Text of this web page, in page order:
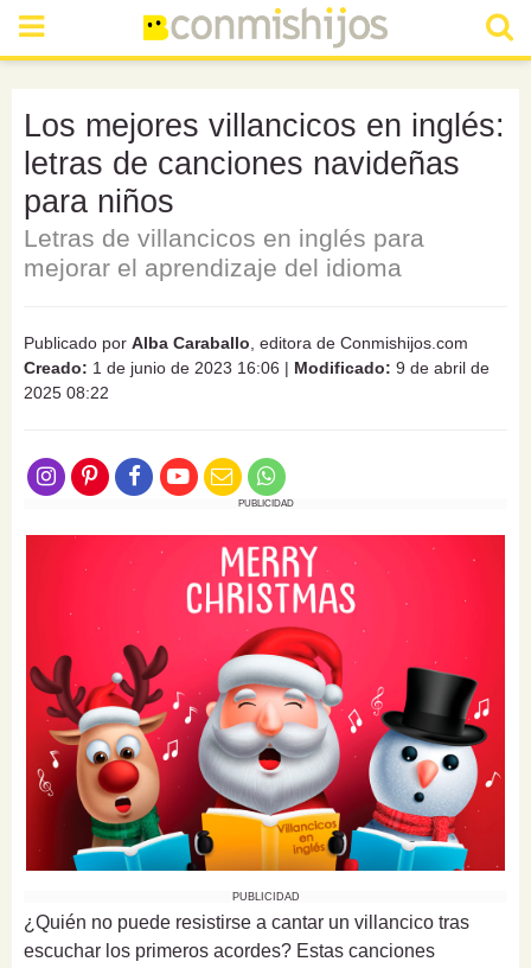
Los mejores villancicos en inglés:
letras de canciones navideñas
para niños
Letras de villancicos en inglés para
mejorar el aprendizaje del idioma
Publicado por Alba Caraballo , editora de Conmishijos.com
Creado: 1 de junio de 2023 16:06 | Modificado: 9 de abril de
2025 08:22
PUBLICIDAD
PUBLICIDAD
¿Quién no puede resistirse a cantar un villancico tras
escuchar los primeros acordes? Estas canciones